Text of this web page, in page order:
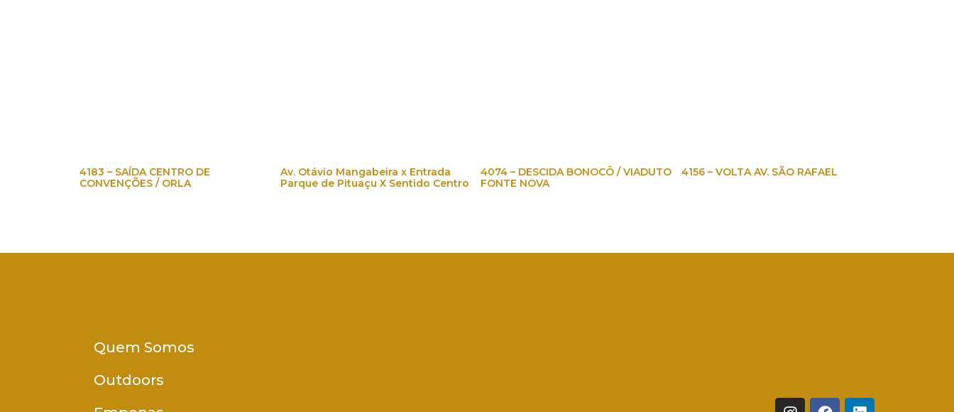
4183 – SAÍDA CENTRO DE
CONVENÇÕES / ORLA
Av. Otávio Mangabeira x Entrada
Parque de Pituaçu X Sentido Centro
4074 – DESCIDA BONOCÔ / VIADUTO
FONTE NOVA
4156 – VOLTA AV. SÃO RAFAEL
Quem Somos
Outdoors